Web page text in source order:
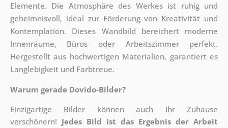
Elemente. Die Atmosphäre des Werkes ist ruhig und
geheimnisvoll, ideal zur Förderung von Kreativität und
Kontemplation. Dieses Wandbild bereichert moderne
Innenräume, Büros oder Arbeitszimmer perfekt.
Hergestellt aus hochwertigen Materialien, garantiert es
Langlebigkeit und Farbtreue.
Warum gerade Dovido-Bilder?
Einzigartige Bilder können auch Ihr Zuhause
verschönern! Jedes Bild ist das Ergebnis der Arbeit